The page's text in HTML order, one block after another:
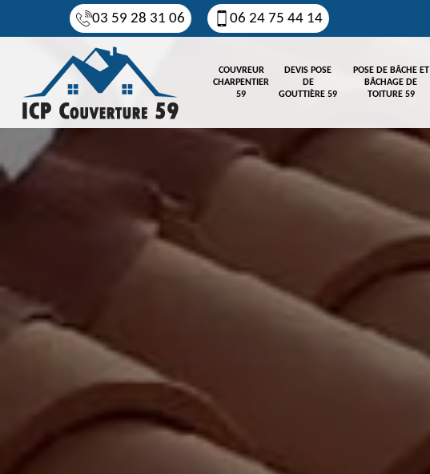
03 59 28 31 06 06 24 75 44 14
COUVREUR
CHARPENTIER
59
DEVIS POSE
DE
GOUTTIÈRE 59
POSE DE BÂCHE ET
BÂCHAGE DE
TOITURE 59